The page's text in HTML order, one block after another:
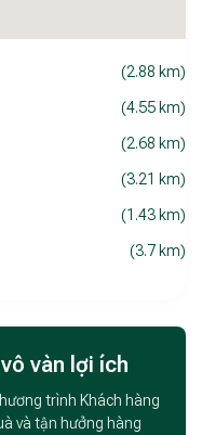
của bạn trong suốt kỳ
(2.88 km)
(4.55 km)
(2.68 km)
(3.21 km)
(1.43 km)
(3.7 km)
vàn lợi ích
trình Khách hàng
và tận hưởng hàng